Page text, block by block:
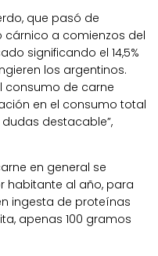
que pasó de
cárnico a comienzos del
significando el 14,5%
los argentinos.
consumo de carne
en el consumo total
destacable”,
en general se
habitante al año, para
ingesta de proteínas
apenas 100 gramos